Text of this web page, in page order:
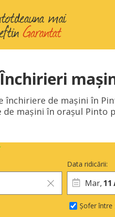
de mașini în
de mașini în orașul Pinto
Data ridicării:
Mar, 11
Șofer între